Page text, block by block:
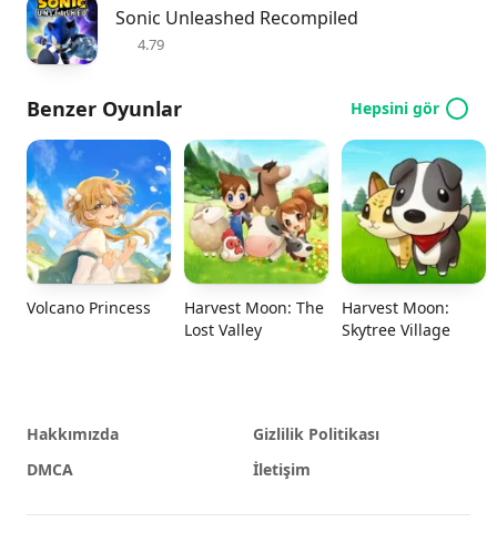
Sonic Unleashed Recompiled
4.79
Benzer Oyunlar Hepsini gör
Volcano Princess
Harvest Moon: The
Lost Valley
Harvest Moon:
Skytree Village
Hakkımızda
Gizlilik Politikası
DMCA
İletişim